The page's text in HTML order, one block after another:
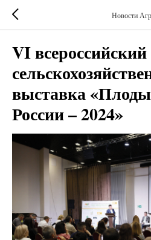
Новости
VI всероссийский
выставка
России – 2024»